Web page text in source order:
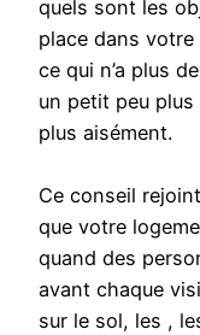
quels sont les
place dans
ce qui n’a plus
un petit peu plus
plus aisément.
Ce conseil
que votre
quand des
avant chaque
sur le sol, les ,